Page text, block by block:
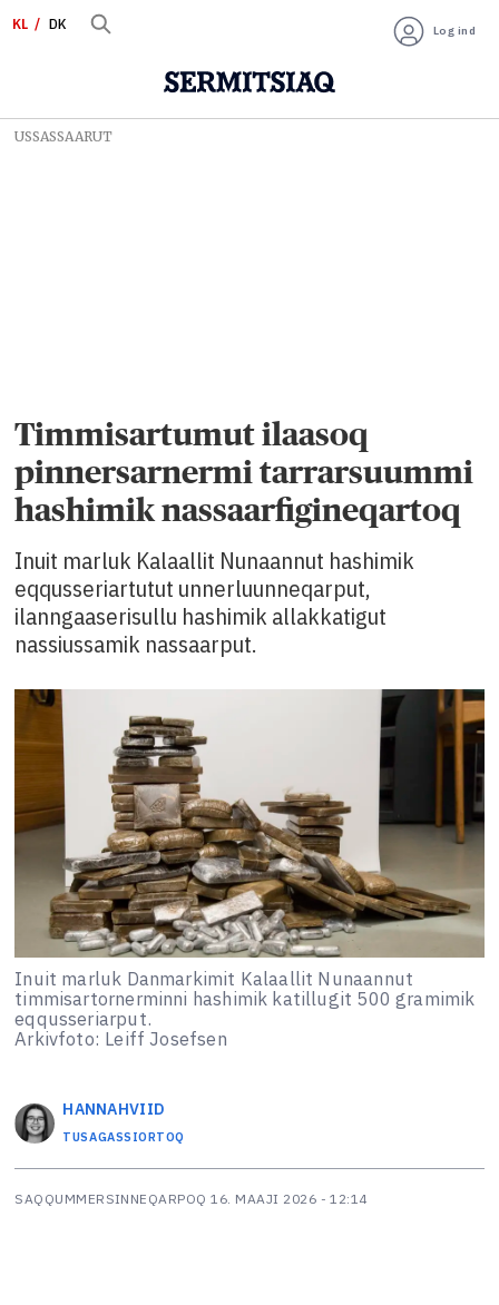
KL DK Log ind
USSASSAARUT
Timmisartumut ilaasoq
pinnersarnermi tarrarsuummi
hashimik nassaarfigineqartoq
Inuit marluk Kalaallit Nunaannut hashimik
eqqusseriartutut unnerluunneqarput,
ilanngaaserisullu hashimik allakkatigut
nassiussamik nassaarput.
Inuit marluk Danmarkimit Kalaallit Nunaannut
timmisartornerminni hashimik katillugit 500 gramimik
eqqusseriarput.
Arkivfoto: Leiff Josefsen
HANNAHVIID
TUSAGASSIORTOQ
SAQQUMMERSINNEQARPOQ 16. MAAJI 2026 - 12:14